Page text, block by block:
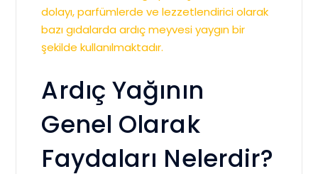
dolayı, parfümlerde ve lezzetlendirici olarak
bazı gıdalarda ardıç meyvesi yaygın bir
şekilde kullanılmaktadır.
Ardıç Yağının
Genel Olarak
Faydaları Nelerdir?